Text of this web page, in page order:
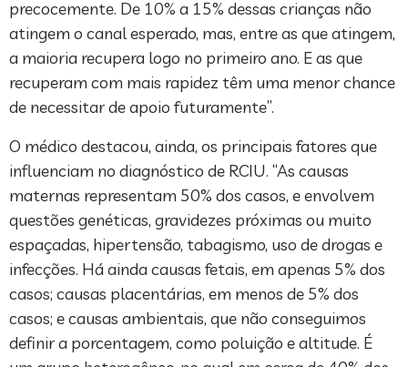
precocemente. De 10% a 15% dessas crianças não
atingem o canal esperado, mas, entre as que atingem,
a maioria recupera logo no primeiro ano. E as que
recuperam com mais rapidez têm uma menor chance
de necessitar de apoio futuramente”.
O médico destacou, ainda, os principais fatores que
influenciam no diagnóstico de RCIU. “As causas
maternas representam 50% dos casos, e envolvem
questões genéticas, gravidezes próximas ou muito
espaçadas, hipertensão, tabagismo, uso de drogas e
infecções. Há ainda causas fetais, em apenas 5% dos
casos; causas placentárias, em menos de 5% dos
casos; e causas ambientais, que não conseguimos
definir a porcentagem, como poluição e altitude. É